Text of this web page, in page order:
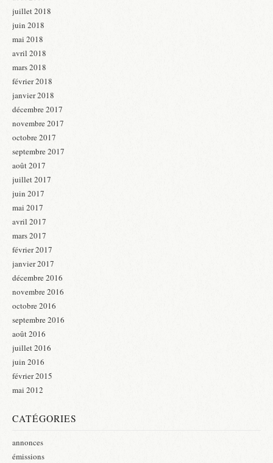
juillet 2018
juin 2018
mai 2018
avril 2018
mars 2018
février 2018
janvier 2018
décembre 2017
novembre 2017
octobre 2017
septembre 2017
août 2017
juillet 2017
juin 2017
mai 2017
avril 2017
mars 2017
février 2017
janvier 2017
décembre 2016
novembre 2016
octobre 2016
septembre 2016
août 2016
juillet 2016
juin 2016
février 2015
mai 2012
CATÉGORIES
annonces
émissions